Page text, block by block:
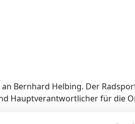
Bernhard Helbing. Der
Hauptverantwortlicher für die